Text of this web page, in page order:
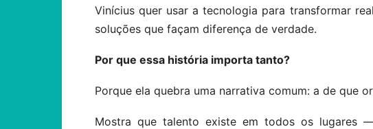
Vinícius quer usar a tecnologia para transformar
soluções que façam diferença de verdade.
Por que essa história importa tanto?
Porque ela quebra uma narrativa comum: a de que
Mostra que talento existe em todos os lugares